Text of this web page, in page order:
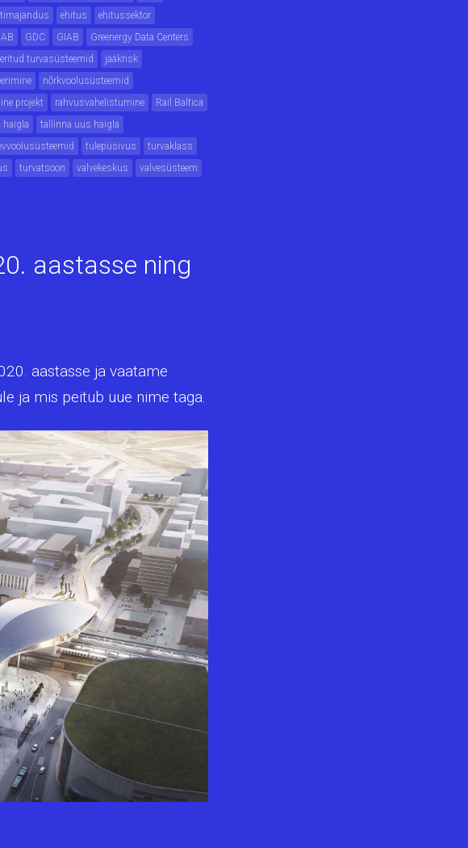
ehitus
ehitussektor
GDC GIAB
Greenergy Data Centers
turvasüsteemid
jääkrisk
nõrkvoolusüsteemid
projekt rahvusvahelistumine
Rail Baltica
haigla
tallinna uus haigla
tulepüsivus
turvaklass
turvatsoon valvekeskus
valvesüsteem
aastasse ning
aastasse ja vaatame
ja mis peitub uue nime taga.